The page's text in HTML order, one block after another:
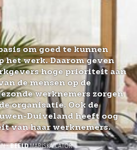
om goed te kunnen
het werk. Daarom geven
hoge prioriteit aan
de mensen op de
werknemers zorgen
organisatie. Ook de
Duiveland heeft oog
van haar werknemers.
•BEELDMARISKA CATOR